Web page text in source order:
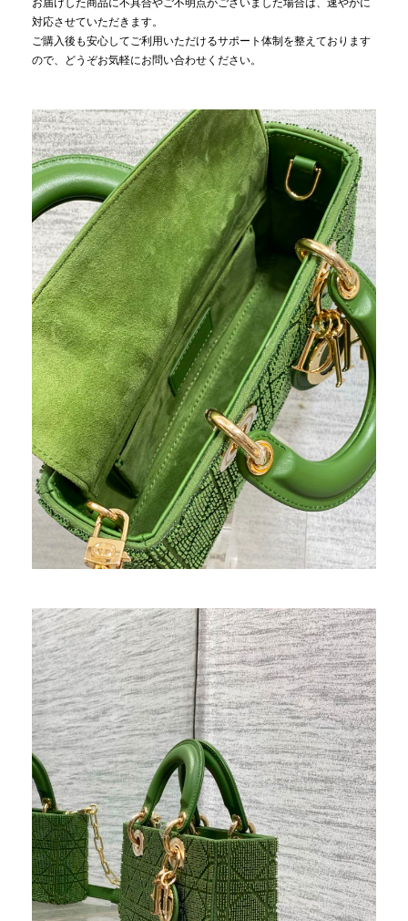
お届けした商品に不具合やご不明点がございました場合は、速やかに
対応させていただきます。
ご購入後も安心してご利用いただけるサポート体制を整えております
ので、どうぞお気軽にお問い合わせください。